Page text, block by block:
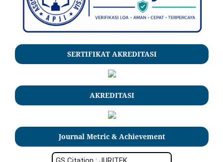
SERTIFIKAT AKREDITASI
AKREDITASI
Journal Metric & Achievement